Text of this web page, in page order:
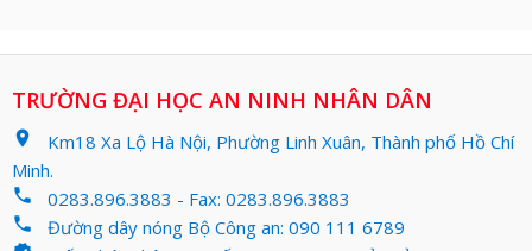
TRƯỜNG ĐẠI HỌC AN NINH NHÂN DÂN
location_on
Km18 Xa Lộ Hà Nội, Phường Linh Xuân, Thành phố Hồ Chí
Minh.
phone 0283.896.3883 - Fax: 0283.896.3883
phone Đường dây nóng Bộ Công an: 090 111 6789